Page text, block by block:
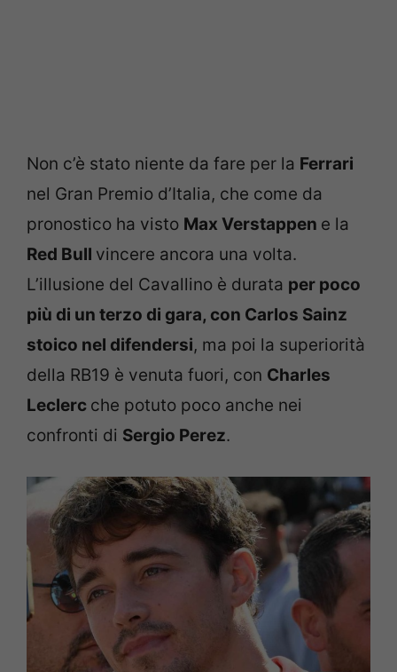
Non c’è stato niente da fare per la Ferrari
nel Gran Premio d’Italia, che come da
pronostico ha visto Max Verstappen e la
Red Bull vincere ancora una volta.
L’illusione del Cavallino è durata per poco
più di un terzo di gara, con Carlos Sainz
stoico nel difendersi, ma poi la superiorità
della RB19 è venuta fuori, con Charles
Leclerc che potuto poco anche nei
confronti di Sergio Perez.